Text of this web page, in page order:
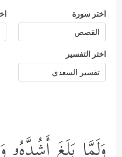
اختر سورة
اختر التفسير